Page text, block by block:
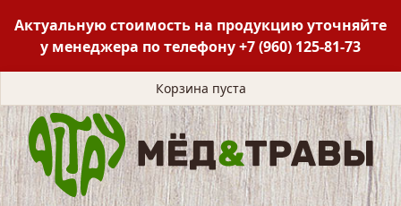
Актуальную стоимость на продукцию уточняйте
у менеджера по телефону+7 (960) 125-81-73
Корзина пуста